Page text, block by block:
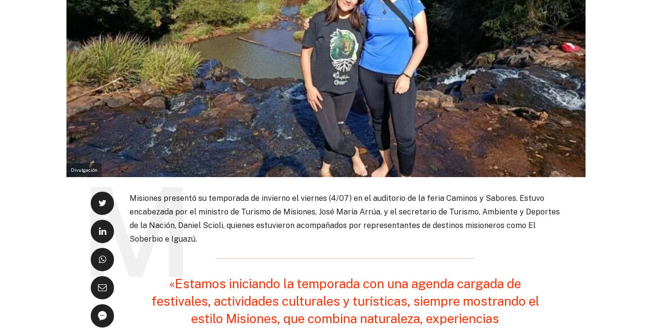
Divulgación
Misiones presentó su temporada de invierno el viernes (4/07) en el auditorio de la feria Caminos y Sabores. Estuvo
encabezada por el ministro de Turismo de Misiones, José María Arrúa, y el secretario de Turismo, Ambiente y Deportes
de la Nación, Daniel Scioli, quienes estuvieron acompañados por representantes de destinos misioneros como El
Soberbio e Iguazú.
«Estamos iniciando la temporada con una agenda cargada de
festivales, actividades culturales y turísticas, siempre mostrando el
estilo Misiones, que combina naturaleza, experiencias